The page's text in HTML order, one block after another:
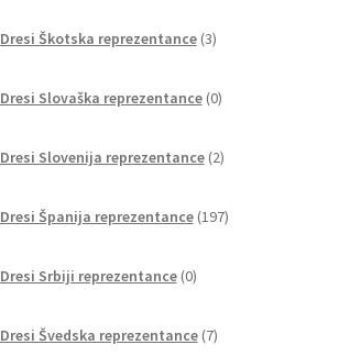
Dresi Škotska reprezentance 3izdelki
Dresi Slovaška reprezentance 0izdelkov
Dresi Slovenija reprezentance 2izdelka
Dresi Španija reprezentance 197izdelkov
Dresi Srbiji reprezentance 0izdelkov
Dresi Švedska reprezentance 7izdelkov